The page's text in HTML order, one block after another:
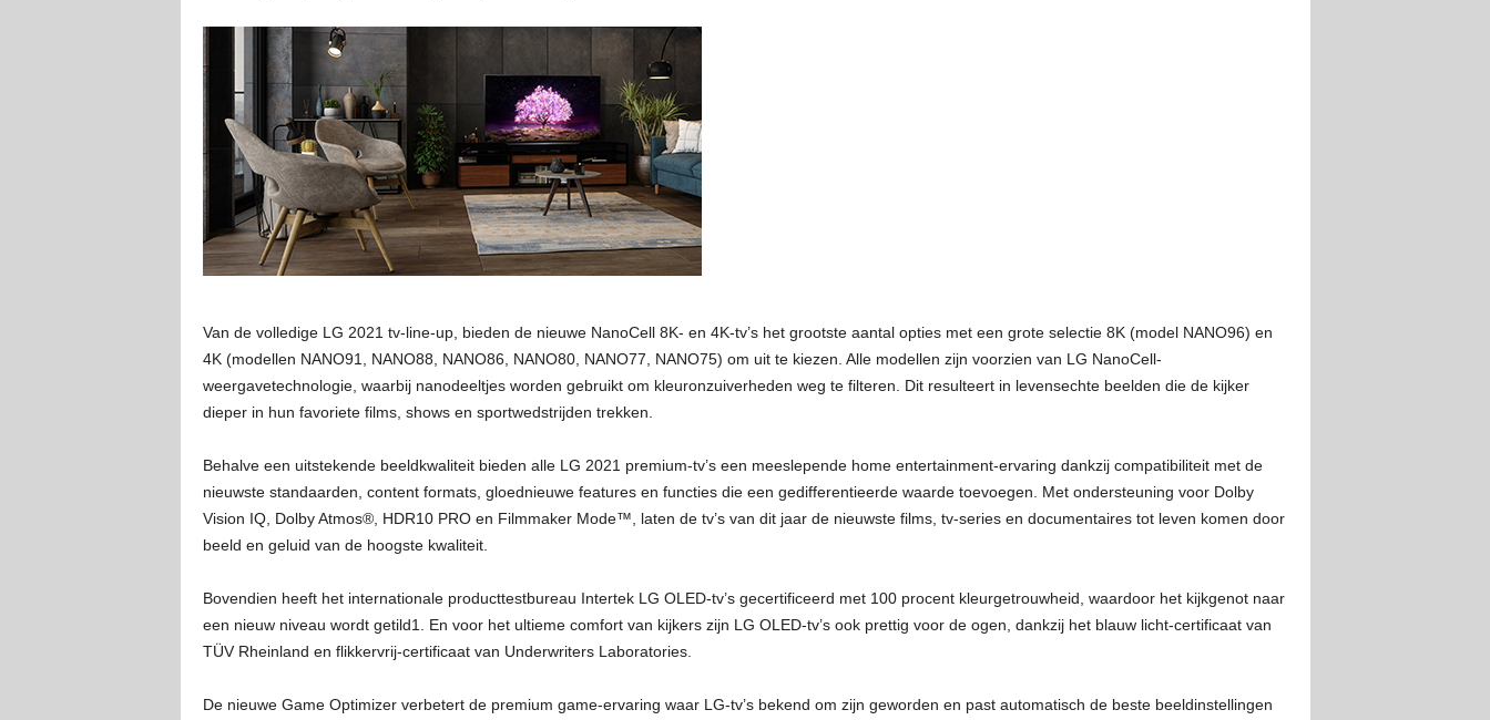
Van de volledige LG 2021 tv-line-up, bieden de nieuwe NanoCell 8K- en 4K-tv’s het grootste aantal opties met een grote selectie 8K (model NANO96) en
4K (modellen NANO91, NANO88, NANO86, NANO80, NANO77, NANO75) om uit te kiezen. Alle modellen zijn voorzien van LG NanoCell-
weergavetechnologie, waarbij nanodeeltjes worden gebruikt om kleuronzuiverheden weg te filteren. Dit resulteert in levensechte beelden die de kijker
dieper in hun favoriete films, shows en sportwedstrijden trekken.
Behalve een uitstekende beeldkwaliteit bieden alle LG 2021 premium-tv’s een meeslepende home entertainment-ervaring dankzij compatibiliteit met de
nieuwste standaarden, content formats, gloednieuwe features en functies die een gedifferentieerde waarde toevoegen. Met ondersteuning voor Dolby
Vision IQ, Dolby Atmos®, HDR10 PRO en Filmmaker Mode™, laten de tv’s van dit jaar de nieuwste films, tv-series en documentaires tot leven komen door
beeld en geluid van de hoogste kwaliteit.
Bovendien heeft het internationale producttestbureau Intertek LG OLED-tv’s gecertificeerd met 100 procent kleurgetrouwheid, waardoor het kijkgenot naar
een nieuw niveau wordt getild1. En voor het ultieme comfort van kijkers zijn LG OLED-tv’s ook prettig voor de ogen, dankzij het blauw licht-certificaat van
TÜV Rheinland en flikkervrij-certificaat van Underwriters Laboratories.
De nieuwe Game Optimizer verbetert de premium game-ervaring waar LG-tv’s bekend om zijn geworden en past automatisch de beste beeldinstellingen